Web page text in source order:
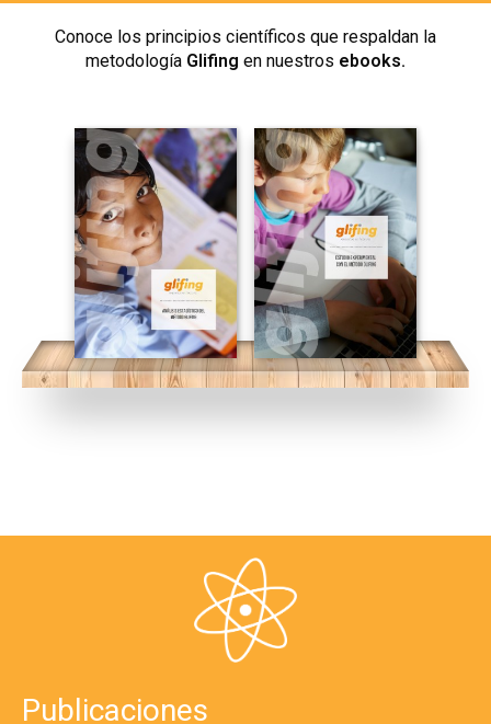
Conoce los principios científicos que respaldan la
metodología Glifing en nuestros ebooks.
Publicaciones